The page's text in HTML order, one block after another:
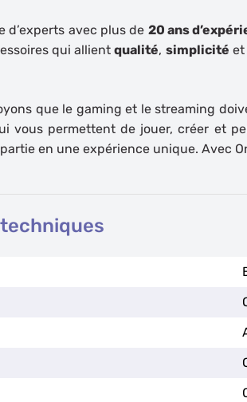
d’experts avec plus de 20 ans
qui allientqualité, simplicité et
que le gaming et le streaming
vous permettent de jouer, créer et
en une expérience unique. Avec